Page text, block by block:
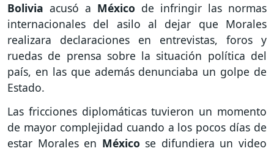
Bolivia acusó a México de infringir las normas
internacionales del asilo al dejar que Morales
realizara declaraciones en entrevistas, foros y
ruedas de prensa sobre la situación política del
país, en las que además denunciaba un golpe de
Estado.
Las fricciones diplomáticas tuvieron un momento
de mayor complejidad cuando a los pocos días de
estar Morales en México se difundiera un video